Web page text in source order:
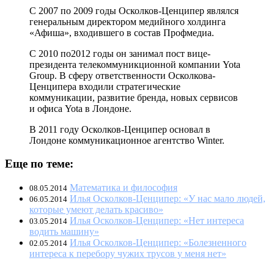
С 2007 по 2009 годы Осколков-Ценципер являлся
генеральным директором медийного холдинга
«Афиша», входившего в состав Профмедиа.
С 2010 по2012 годы он занимал пост вице-
президента телекоммуникционной компании Yota
Group. В сферу ответственности Осколкова-
Ценципера входили стратегические
коммуникации, развитие бренда, новых сервисов
и офиса Yota в Лондоне.
В 2011 году Осколков-Ценципер основал в
Лондоне коммуникационное агентство Winter.
Еще по теме:
08.05.2014 Математика и философия
06.05.2014 Илья Осколков-Ценципер: «У нас мало людей,
которые умеют делать красиво»
03.05.2014 Илья Осколков-Ценципер: «Нет интереса
водить машину»
02.05.2014 Илья Осколков-Ценципер: «Болезненного
интереса к перебору чужих трусов у меня нет»